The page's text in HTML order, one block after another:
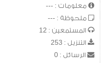
معلومات : ---
ملحوظة : ---
المستمعين : 12
التنزيل : 253
الرسائل : 0